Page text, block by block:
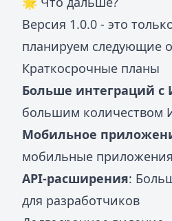
Версия 1.0.0 - это
планируем следующие
Краткосрочные планы
Больше интеграций с
большим количеством
Мобильное
мобильные
API-расширения:
для разработчиков